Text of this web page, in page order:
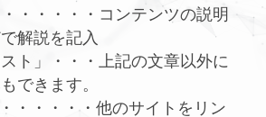
・・・・・コンテンツの説明
解説を記入
ト」・・・上記の文章以外に
できます。
・・・・・他のサイトをリン